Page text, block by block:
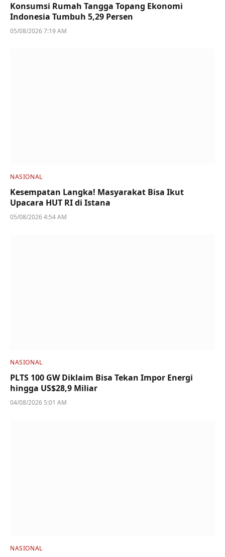
Konsumsi Rumah Tangga Topang Ekonomi
Indonesia Tumbuh 5,29 Persen
05/08/2026 7:19 AM
NASIONAL
Kesempatan Langka! Masyarakat Bisa Ikut
Upacara HUT RI di Istana
05/08/2026 4:54 AM
NASIONAL
PLTS 100 GW Diklaim Bisa Tekan Impor Energi
hingga US$28,9 Miliar
04/08/2026 5:01 AM
NASIONAL